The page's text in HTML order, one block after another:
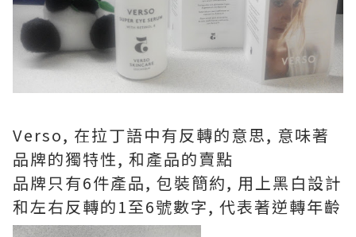
Verso, 在拉丁語中有反轉的意思, 意味著
品牌的獨特性, 和產品的賣點
品牌只有6件產品, 包裝簡約, 用上黑白設計
和左右反轉的1至6號數字, 代表著逆轉年齡